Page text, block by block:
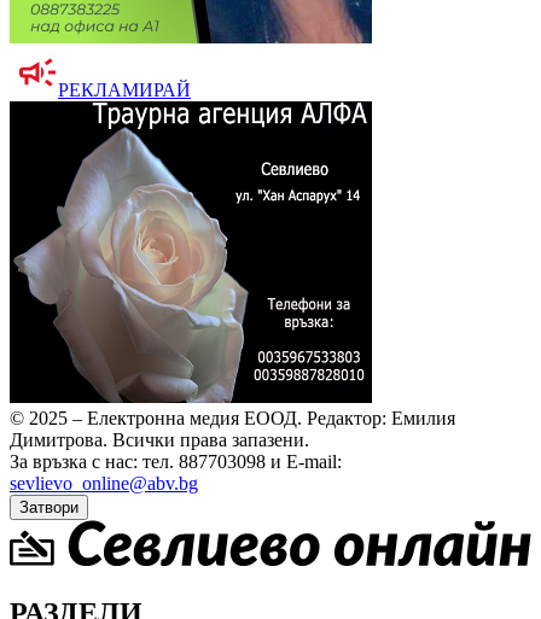
РЕКЛАМИРАЙ
© 2025 – Електронна медия ЕООД. Редактор: Емилия
Димитрова. Всички права запазени.
За връзка с нас: тел. 887703098 и E-mail:
sevlievo_online@abv.bg
Затвори
РАЗДЕЛИ